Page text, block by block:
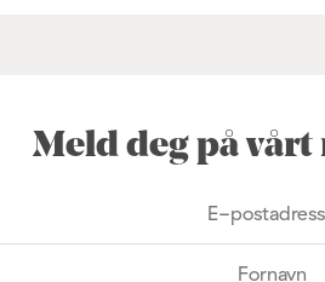
Meld deg på